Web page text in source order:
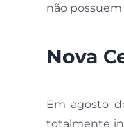
não
Nova
Em agosto
totalmente